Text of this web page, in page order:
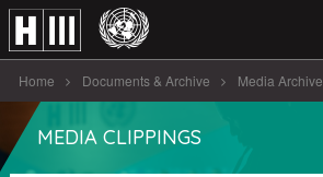
Home Documents & Archive Media Archive
Habitat III Follow-Up Conference es un [...]
MEDIA CLIPPINGS